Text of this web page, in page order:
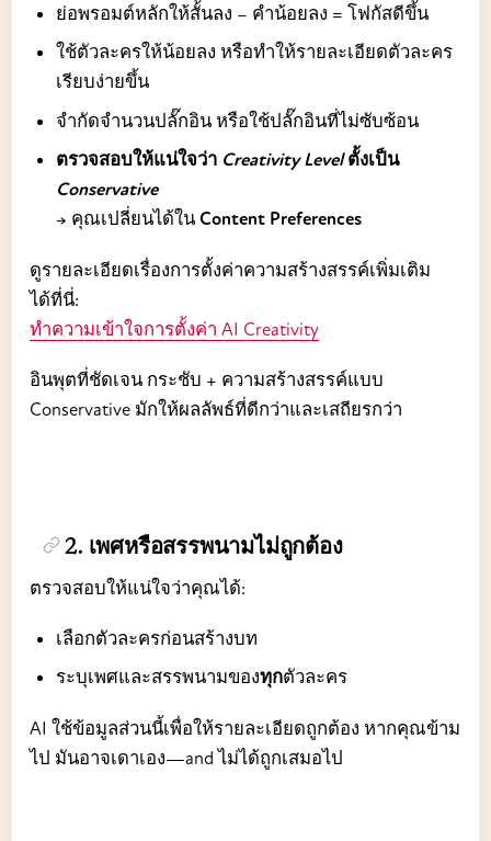
ย่อพรอมต์หลักให้สั้นลง – คำน้อยลง = โฟกัสดีขึ้น
ใช้ตัวละครให้น้อยลง หรือทำให้รายละเอียดตัวละคร
เรียบง่ายขึ้น
จำกัดจำนวนปลั๊กอิน หรือใช้ปลั๊กอินที่ไม่ซับซ้อน
ตรวจสอบให้แน่ใจว่า Creativity Levelตั้งเป็น
Conservative
→ คุณเปลี่ยนได้ใน Content Preferences
ดูรายละเอียดเรื่องการตั้งค่าความสร้างสรรค์เพิ่มเติม
ได้ที่นี่:
ทำความเข้าใจการตั้งค่า AI Creativity
อินพุตที่ชัดเจน กระชับ + ความสร้างสรรค์แบบ
Conservative มักให้ผลลัพธ์ที่ดีกว่าและเสถียรกว่า
2. เพศหรือสรรพนามไม่ถูกต้อง
ตรวจสอบให้แน่ใจว่าคุณได้:
เลือกตัวละครก่อนสร้างบท
ระบุเพศและสรรพนามของทุกตัวละคร
AI ใช้ข้อมูลส่วนนี้เพื่อให้รายละเอียดถูกต้อง หากคุณข้าม
ไป มันอาจเดาเอง—and ไม่ได้ถูกเสมอไป